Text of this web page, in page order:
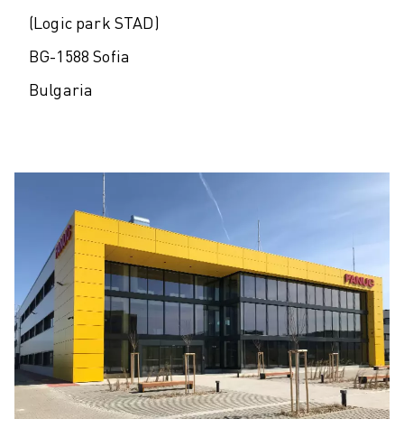
(Logic park STAD)
BG-1588 Sofia
Bulgaria